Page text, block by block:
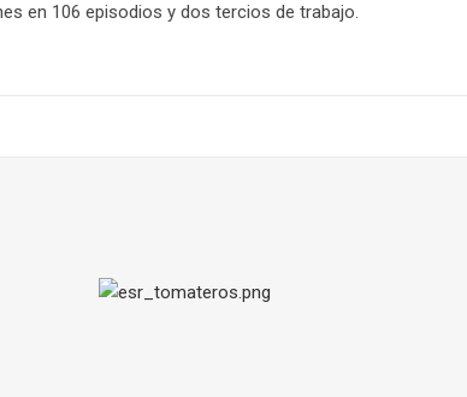
en 106 episodios y dos tercios de trabajo.